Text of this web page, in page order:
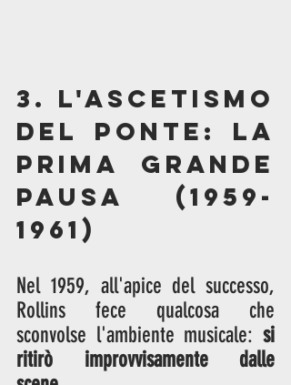
3. L'Ascetismo
del Ponte: La
Prima Grande
Pausa (1959-
1961)
Nel 1959, all'apice del successo,
Rollins fece qualcosa che
sconvolse l'ambiente musicale: si
ritirò improvvisamente dalle